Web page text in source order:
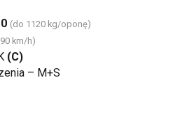
(do 1120 kg/oponę)
km/h)
(C)
– M+S